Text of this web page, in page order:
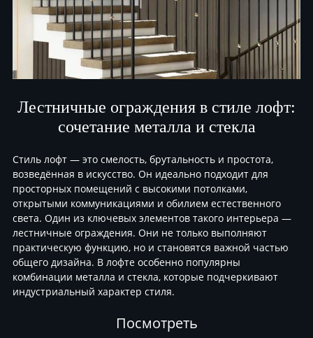
Лестничные ограждения в стиле лофт:
сочетание металла и стекла
Стиль лофт — это смелость, брутальность и простота,
возведённая в искусство. Он идеально подходит для
просторных помещений с высокими потолками,
открытыми коммуникациями и обилием естественного
света. Один из ключевых элементов такого интерьера —
лестничные ограждения. Они не только выполняют
практическую функцию, но и становятся важной частью
общего дизайна. В лофте особенно популярны
комбинации металла и стекла, которые подчеркивают
индустриальный характер стиля.
Посмотреть